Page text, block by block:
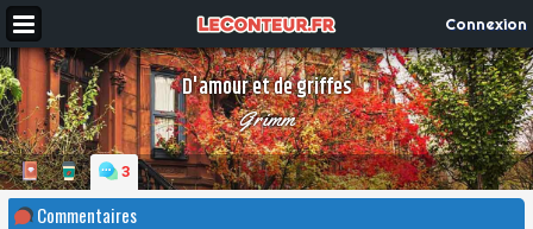
Connexion
D'amour et de griffes
Grimm
3
Commentaires